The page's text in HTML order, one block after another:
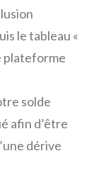
le tableau «
plateforme
solde
afin d’être
dérive